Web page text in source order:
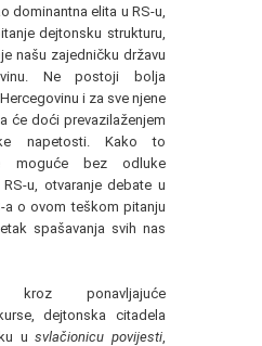
dominantna elita u RS-u,
dejtonsku strukturu,
našu zajedničku državu
Ne postoji bolja
i za sve njene
će doći prevazilaženjem
napetosti. Kako to
moguće bez odluke
u, otvaranje debate u
a o ovom teškom pitanju
spašavanja svih nas
ponavljajuće
dejtonska citadela
usvlačionicu povijesti